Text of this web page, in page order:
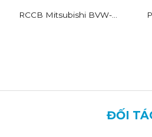
RCCB Mitsubishi BVW-T
ĐỐI